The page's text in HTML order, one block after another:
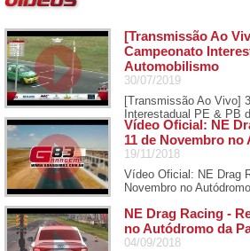
[Transmissão Ao
Campeonato
Automobilismo
30/07/2019
[Transmissão Ao Vivo]
Interestadual PE & PB
Vídeo Oficial: NE
11 de Novembro
19/11/2018
Vídeo Oficial: NE Drag
Novembro no
NE Drag Racing -
no Autódromo da
04/09/2018